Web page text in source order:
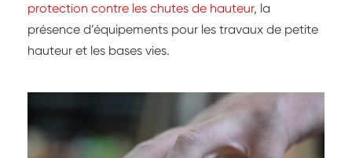
protection contre les chutes de hauteur, la
présence d’équipements pour les travaux de petite
hauteur et les bases vies.